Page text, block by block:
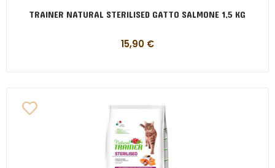
TRAINER NATURAL STERILISED GATTO SALMONE 1,5 KG
15,90 €